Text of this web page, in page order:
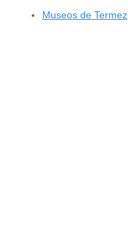
Museos de Termez